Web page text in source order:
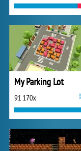
My Parking Lot
91 170x